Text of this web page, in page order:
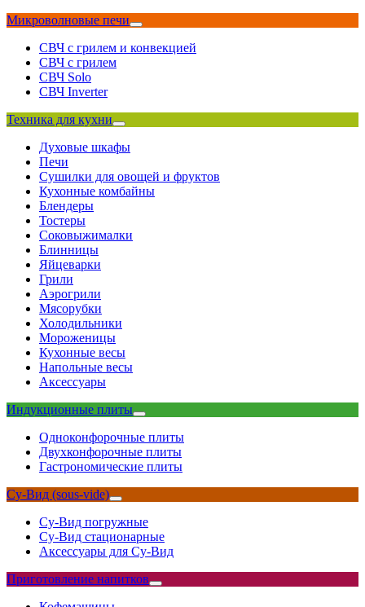
Микроволновые печи
СВЧ с грилем и конвекцией
СВЧ с грилем
СВЧ Solo
СВЧ Inverter
Техника для кухни
Духовые шкафы
Печи
Сушилки для овощей и фруктов
Кухонные комбайны
Блендеры
Тостеры
Соковыжималки
Блинницы
Яйцеварки
Грили
Аэрогрили
Мясорубки
Холодильники
Мороженицы
Кухонные весы
Напольные весы
Аксессуары
Индукционные плиты
Одноконфорочные плиты
Двухконфорочные плиты
Гастрономические плиты
Су-Вид (sous-vide)
Су-Вид погружные
Су-Вид стационарные
Аксессуары для Су-Вид
Приготовление напитков